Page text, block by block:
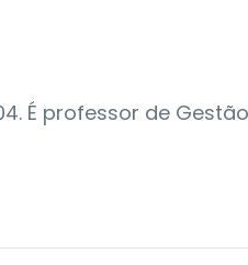
É professor de Gestão